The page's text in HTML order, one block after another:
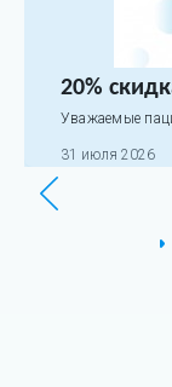
20%
Уважаемые
31 июля 2026